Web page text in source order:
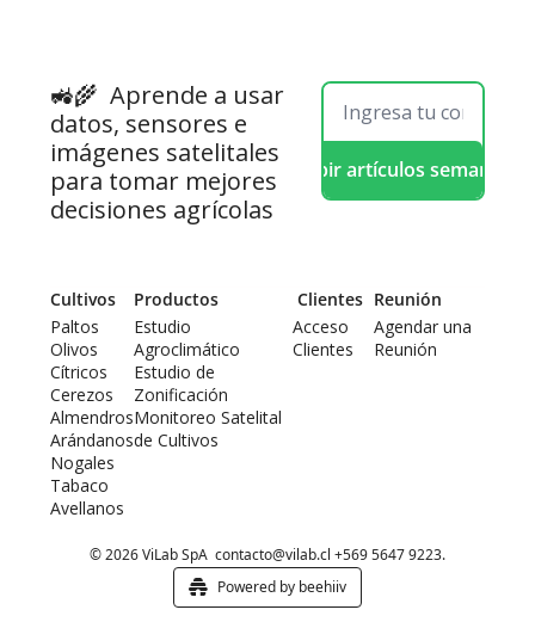
🚜🌾 Aprende a usar
datos, sensores e
imágenes satelitales
para tomar mejores
decisiones agrícolas
Recibir artículos semanales
Cultivos
Paltos
Olivos
Cítricos
Cerezos
Almendros
Arándanos
Nogales
Tabaco
Avellanos
Productos
Estudio
Agroclimático
Estudio de
Zonificación
Monitoreo Satelital
de Cultivos
Clientes
Acceso
Clientes
Reunión
Agendar una
Reunión
© 2026 ViLab SpA contacto@vilab.cl +569 5647 9223.
Powered by beehiiv